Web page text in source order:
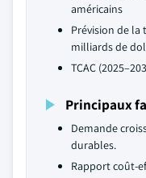
américains
Prévision de la
milliards de
TCAC
Principaux
Demande
durables.
Rapport coût-